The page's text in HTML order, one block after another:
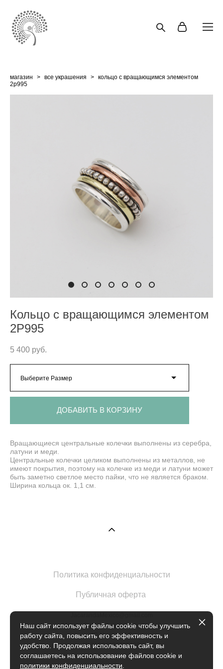
магазин > все украшения > кольцо с вращающимся элементом
2p995
Кольцо с вращающимся элементом
2P995
5 400 pуб.
Выберите Размер
ДОБАВИТЬ В КОРЗИНУ
Вращающиеся центральные колечки выполнены из серебра,
латуни и меди.
Центральные колечки целиком выполнены из металлов, не
имеют покрытия, поэтому на колечке из меди и латуни может
быть заметно светлое место пайки, что не является браком.
Ширина кольца ок. 1,1 см.
Политика конфиденциальности
Публичная оферта
Москва Б.Кисловский переулок 1с2
ИП Марова Е.Е.
ИНН 504902735420
Наш сайт использует файлы cookie чтобы улучшить
работу сайта, повысить его эффективность и
удобство. Продолжая использовать сайт, вы
соглашаетесь на использование файлов cookie и
политики конфиденциальности